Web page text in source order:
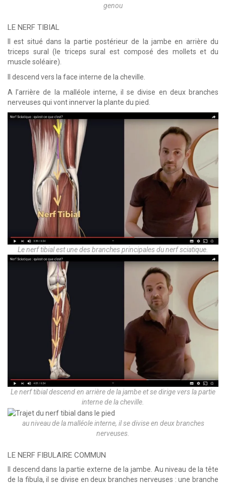
genou
LE NERF TIBIAL
Il est situé dans la partie postérieur de la jambe en arrière du
triceps sural (le triceps sural est composé des mollets et du
muscle soléaire).
Il descend vers la face interne de la cheville.
A l’arrière de la malléole interne, il se divise en deux branches
nerveuses qui vont innerver la plante du pied.
Le nerf tibial est une des branches principales du nerf sciatique.
Le nerf tibial descend en arrière de la jambe et se dirige vers la partie
interne de la cheville.
au niveau de la malléole interne, il se divise en deux branches
nerveuses.
LE NERF FIBULAIRE COMMUN
Il descend dans la partie externe de la jambe. Au niveau de la tête
de la fibula, il se divise en deux branches nerveuses : une branche